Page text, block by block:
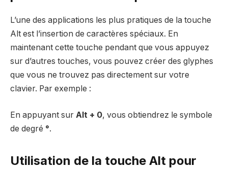
L’une des applications les plus pratiques de la touche
Alt est l’insertion de caractères spéciaux. En
maintenant cette touche pendant que vous appuyez
sur d’autres touches, vous pouvez créer des glyphes
que vous ne trouvez pas directement sur votre
clavier. Par exemple :
En appuyant sur Alt + 0, vous obtiendrez le symbole
de degré °.
Utilisation de la touche Alt pour